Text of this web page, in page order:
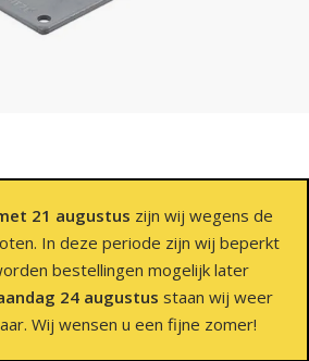
21 augustus zijn wij wegens de
In deze periode zijn wij beperkt
bestellingen mogelijk later
24 augustus staan wij weer
Wij wensen u een fijne zomer!